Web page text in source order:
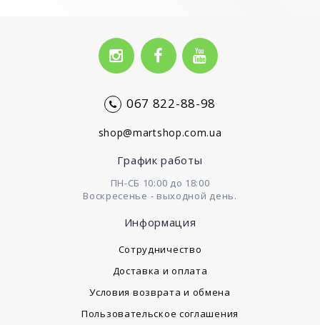
067 822-88-98
shop@martshop.com.ua
График работы
ПН-СБ 10:00 до 18:00
Воскресенье - выходной день.
Информация
Сотрудничество
Доставка и оплата
Условия возврата и обмена
Пользовательское соглашения